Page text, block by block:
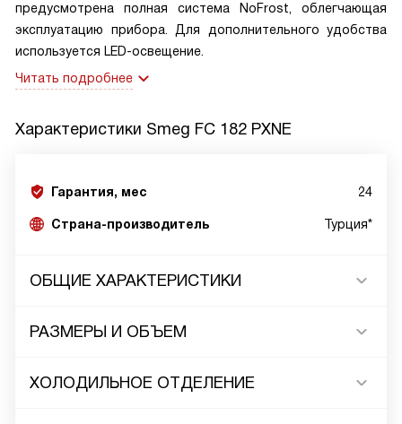
предусмотрена полная система NoFrost, облегчающая
эксплуатацию прибора. Для дополнительного удобства
используется LED-освещение.
Читать подробнее
Характеристики Smeg FC 182 PXNE
Гарантия, мес 24
Страна-производитель Турция*
ОБЩИЕ ХАРАКТЕРИСТИКИ
РАЗМЕРЫ И ОБЪЕМ
ХОЛОДИЛЬНОЕ ОТДЕЛЕНИЕ